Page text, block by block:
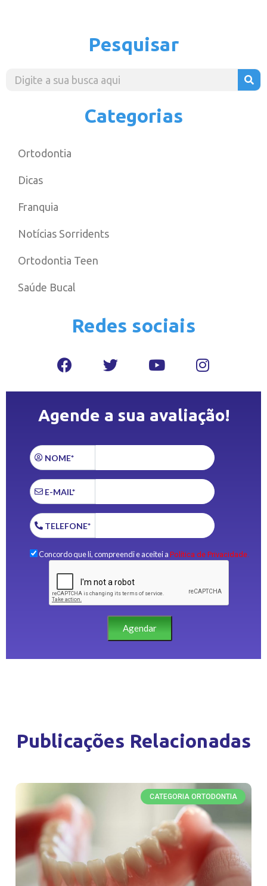
Pesquisar
Categorias
Ortodontia
Dicas
Franquia
Notícias Sorridents
Ortodontia Teen
Saúde Bucal
Redes sociais
Agende a sua avaliação!
NOME*
E-MAIL*
TELEFONE*
Concordo que li, compreendi e aceitei a Política de Privacidade.
Agendar
Publicações Relacionadas
CATEGORIA ORTODONTIA